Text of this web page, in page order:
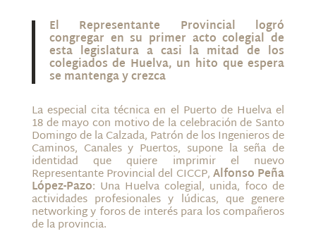
El Representante Provincial logró
congregar en su primer acto colegial de
esta legislatura a casi la mitad de los
colegiados de Huelva, un hito que espera
se mantenga y crezca
La especial cita técnica en el Puerto de Huelva el
18 de mayo con motivo de la celebración de Santo
Domingo de la Calzada, Patrón de los Ingenieros de
Caminos, Canales y Puertos, supone la seña de
identidad que quiere imprimir el nuevo
Representante Provincial del CICCP,Alfonso Peña
López-Pazo: Una Huelva colegial, unida, foco de
actividades profesionales y lúdicas, que genere
networking y foros de interés para los compañeros
de la provincia.